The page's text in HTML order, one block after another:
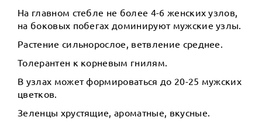
На главном стебле не более 4-6 женских узлов,
на боковых побегах доминируют мужские узлы.
Растение сильнорослое, ветвление среднее.
Толерантен к корневым гнилям.
В узлах может формироваться до 20-25 мужских
цветков.
Зеленцы хрустящие, ароматные, вкусные.